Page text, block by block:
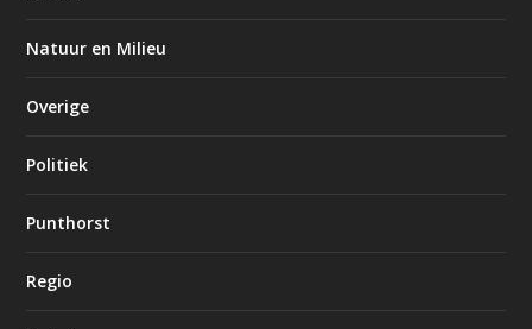
Natuur en Milieu
Overige
Politiek
Punthorst
Regio